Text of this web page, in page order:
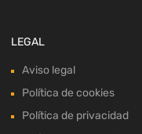
LEGAL
Aviso legal
Política de cookies
Política de privacidad